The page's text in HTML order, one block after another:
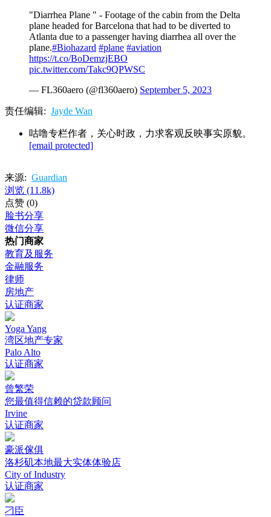
"Diarrhea Plane " - Footage of the cabin from the Delta
plane headed for Barcelona that had to be diverted to
Atlanta due to a passenger having diarrhea all over the
plane.#Biohazard #plane #aviation
https://t.co/BoDemzjEBO
pic.twitter.com/Takc9QPWSC
— FL360aero (@fl360aero) September 5, 2023
责任编辑: Jayde Wan
咕噜专栏作者，关心时政，力求客观反映事实原貌。
[email protected]
来源: Guardian
浏览 (11.8k)
点赞 (0)
脸书分享
微信分享
热门商家
教育及服务
金融服务
律师
房地产
认证商家
Yoga Yang
湾区地产专家
Palo Alto
认证商家
曾繁荣
您最值得信赖的贷款顾问
Irvine
认证商家
豪派傢俱
洛杉矶本地最大实体体验店
City of Industry
认证商家
刁臣